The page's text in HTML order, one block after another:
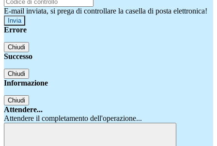
E-mail inviata, si prega di controllare la casella di posta elettronica!
Errore
Chiudi
Successo
Chiudi
Informazione
Chiudi
Attendere...
Attendere il completamento dell'operazione...